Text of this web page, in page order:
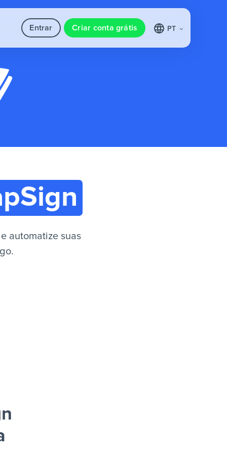
Entrar Criar conta grátis PT
automatize suas